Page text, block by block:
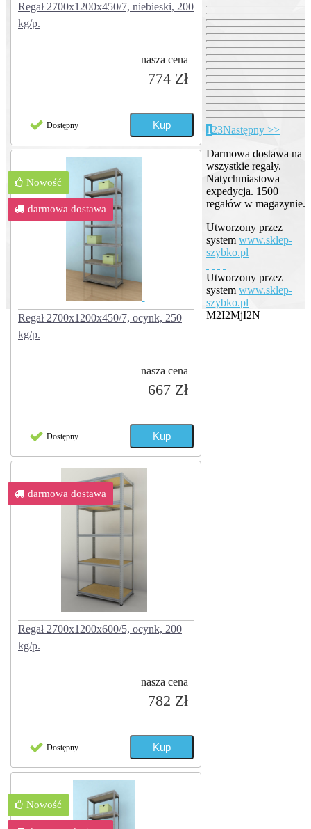
Regał 2700x1200x450/7, niebieski, 200
kg/p.
nasza cena
774 Zł
Dostępny
Regał 2700x1200x450/7, ocynk, 250
kg/p.
nasza cena
667 Zł
Dostępny
Nowość
darmowa dostawa
Regał 2700x1200x600/5, ocynk, 200
kg/p.
nasza cena
782 Zł
Dostępny
darmowa dostawa
Nowość
123Następny >>
Darmowa dostawa na
wszystkie regały.
Natychmiastowa
expedycja. 1500
regałów w magazynie.
Utworzony przez
system www.sklep-
szybko.pl
Utworzony przez
system www.sklep-
szybko.pl
M2I2MjI2N